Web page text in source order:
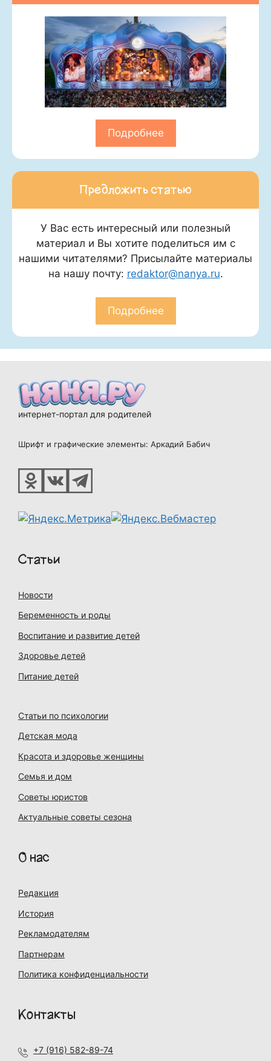
Подробнее
Предложить статью
У Вас есть интересный или полезный
материал и Вы хотите поделиться им с
нашими читателями? Присылайте материалы
на нашу почту: redaktor@nanya.ru.
Подробнее
интернет-портал для родителей
Шрифт и графические элементы: Аркадий Бабич
Статьи
Новости
Беременность и роды
Воспитание и развитие детей
Здоровье детей
Питание детей
Статьи по психологии
Детская мода
Красота и здоровье женщины
Семья и дом
Советы юристов
Актуальные советы сезона
О нас
Редакция
История
Рекламодателям
Партнерам
Политика конфиденциальности
Контакты
+7 (916) 582-89-74